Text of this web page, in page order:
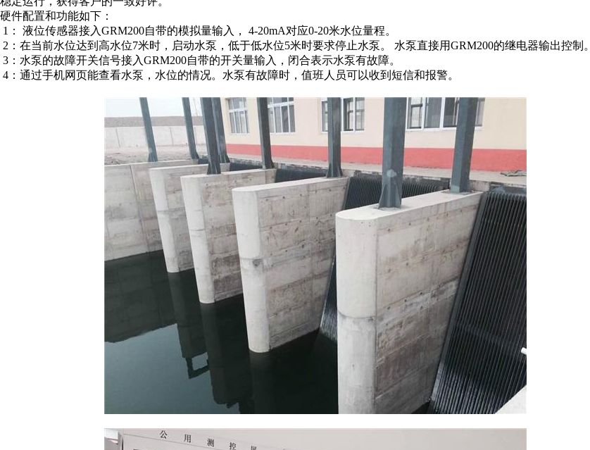
硬件配置和功能如下：
1： 液位传感器接入GRM200自带的模拟量输入， 4-20mA对应0-20米水位量程。
2：在当前水位达到高水位7米时，启动水泵，低于低水位5米时要求停止水泵。 水泵直接用GRM200的继电器输出控制。
3：水泵的故障开关信号接入GRM200自带的开关量输入，闭合表示水泵有故障。
4：通过手机网页能查看水泵，水位的情况。水泵有故障时，值班人员可以收到短信和报警。